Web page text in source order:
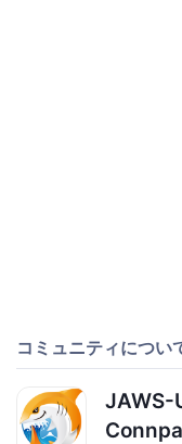
コミュニティについ
JAWS-